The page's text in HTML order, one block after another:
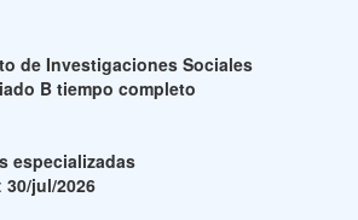
de Investigaciones Sociales
B tiempo completo
especializadas
30/jul/2026